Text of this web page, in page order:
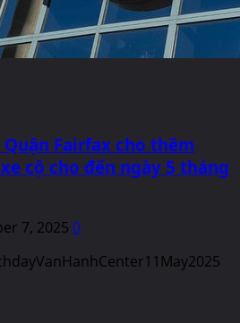
Fairfax cho thêm
cộ cho đến ngày 5 tháng
7, 2025 0